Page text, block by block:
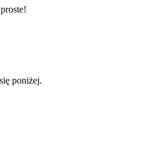
poniżej.